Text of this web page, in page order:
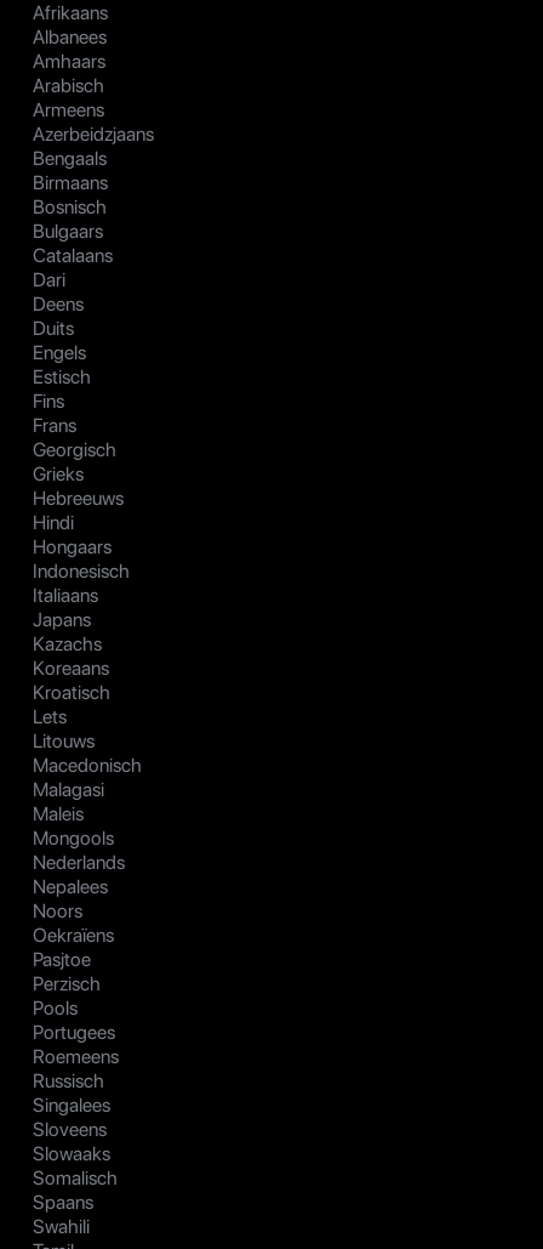
Afrikaans
Albanees
Amhaars
Arabisch
Armeens
Azerbeidzjaans
Bengaals
Birmaans
Bosnisch
Bulgaars
Catalaans
Dari
Deens
Duits
Engels
Estisch
Fins
Frans
Georgisch
Grieks
Hebreeuws
Hindi
Hongaars
Indonesisch
Italiaans
Japans
Kazachs
Koreaans
Kroatisch
Lets
Litouws
Macedonisch
Malagasi
Maleis
Mongools
Nederlands
Nepalees
Noors
Oekraïens
Pasjtoe
Perzisch
Pools
Portugees
Roemeens
Russisch
Singalees
Sloveens
Slowaaks
Somalisch
Spaans
Swahili